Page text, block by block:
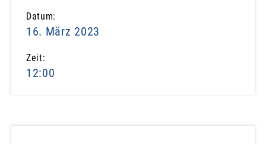
Datum:
16. März 2023
Zeit:
12:00